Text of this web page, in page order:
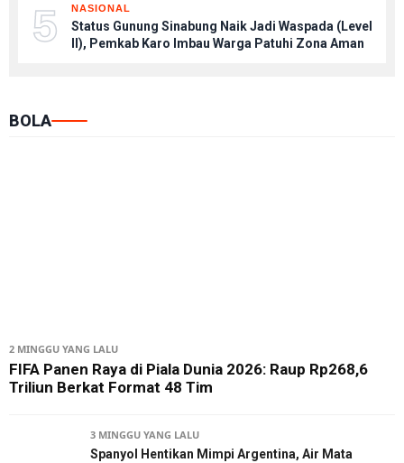
5 NASIONAL
Status Gunung Sinabung Naik Jadi Waspada (Level
II), Pemkab Karo Imbau Warga Patuhi Zona Aman
BOLA
2 MINGGU YANG LALU
FIFA Panen Raya di Piala Dunia 2026: Raup Rp268,6
Triliun Berkat Format 48 Tim
3 MINGGU YANG LALU
Spanyol Hentikan Mimpi Argentina, Air Mata